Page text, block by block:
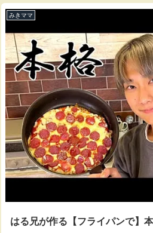
みきママ
はる兄が作る【フライパンで】